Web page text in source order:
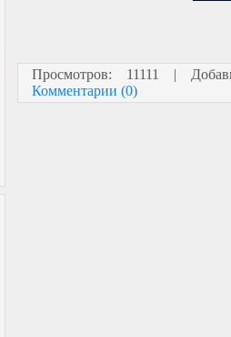
Просмотров: 11111 |
Комментарии (0)